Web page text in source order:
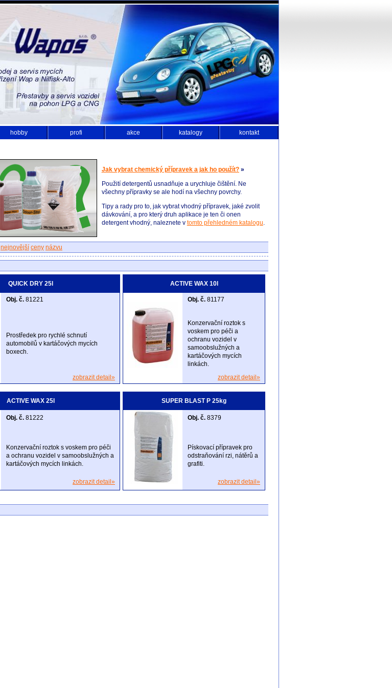
hobby profi akce katalogy kontakt
Jak vybrat chemický přípravek a jak ho použít? »
Použití detergentů usnadňuje a urychluje čištění. Ne
všechny přípravky se ale hodí na všechny povrchy.
Tipy a rady pro to, jak vybrat vhodný přípravek, jaké zvolit
dávkování, a pro který druh aplikace je ten či onen
detergent vhodný, naleznete v tomto přehledném katalogu.
nejnovější ceny názvu
QUICK DRY 25l ACTIVE WAX 10l
Obj. č. 81221 Obj. č. 81177
Prostředek pro rychlé schnutí
automobilů v kartáčových mycích
boxech.
Konzervační roztok s
voskem pro péči a
ochranu vozidel v
samoobslužných a
kartáčových mycích
linkách.
zobrazit detail»
zobrazit detail»
ACTIVE WAX 25l SUPER BLAST P 25kg
Obj. č. 81222 Obj. č. 8379
Konzervační roztok s voskem pro péči
a ochranu vozidel v samoobslužných a
kartáčových mycích linkách.
Pískovací přípravek pro
odstraňování rzi, nátěrů a
grafiti.
zobrazit detail» zobrazit detail»